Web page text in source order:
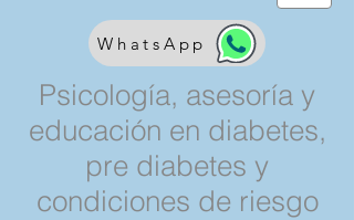
WhatsApp
Psicología, asesoría y
educación en diabetes,
pre diabetes y
condiciones de riesgo